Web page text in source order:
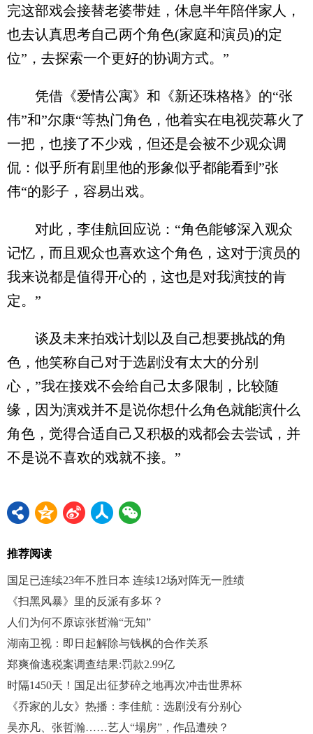
完这部戏会接替老婆带娃，休息半年陪伴家人，
也去认真思考自己两个角色(家庭和演员)的定
位”，去探索一个更好的协调方式。”
凭借《爱情公寓》和《新还珠格格》的“张
伟”和”尔康“等热门角色，他着实在电视荧幕火了
一把，也接了不少戏，但还是会被不少观众调
侃：似乎所有剧里他的形象似乎都能看到”张
伟“的影子，容易出戏。
对此，李佳航回应说：“角色能够深入观众
记忆，而且观众也喜欢这个角色，这对于演员的
我来说都是值得开心的，这也是对我演技的肯
定。”
谈及未来拍戏计划以及自己想要挑战的角
色，他笑称自己对于选剧没有太大的分别
心，”我在接戏不会给自己太多限制，比较随
缘，因为演戏并不是说你想什么角色就能演什么
角色，觉得合适自己又积极的戏都会去尝试，并
不是说不喜欢的戏就不接。”
推荐阅读
国足已连续23年不胜日本 连续12场对阵无一胜绩
《扫黑风暴》里的反派有多坏？
人们为何不原谅张哲瀚“无知”
湖南卫视：即日起解除与钱枫的合作关系
郑爽偷逃税案调查结果:罚款2.99亿
时隔1450天！国足出征梦碎之地再次冲击世界杯
《乔家的儿女》热播：李佳航：选剧没有分别心
吴亦凡、张哲瀚……艺人“塌房”，作品遭殃？